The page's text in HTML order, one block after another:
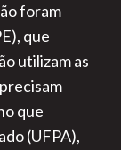
foram
que
utilizam as
que
(UFPA),